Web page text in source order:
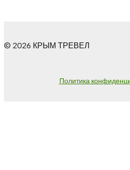
© 2026 КРЫМ ТРЕВЕЛ
Политика